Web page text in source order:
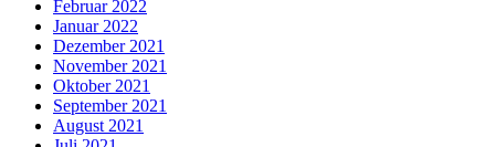
Februar 2022
Januar 2022
Dezember 2021
November 2021
Oktober 2021
September 2021
August 2021